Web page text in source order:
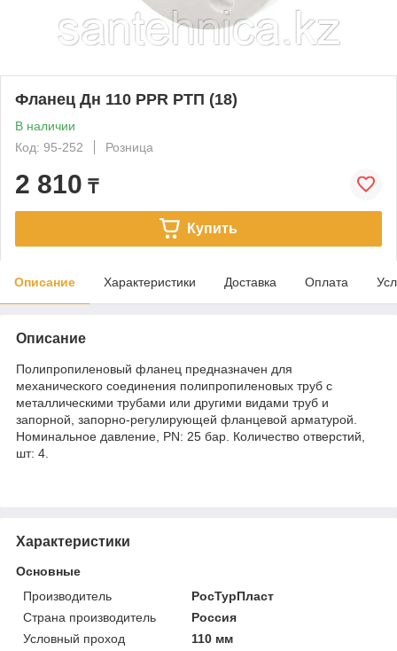
Фланец Дн 110 PPR РТП (18)
В наличии
Код: 95-252
Розница
2 810 ₸
Купить
Описание Характеристики Доставка Оплата
Описание
Полипропиленовый фланец предназначен для
механического соединения полипропиленовых труб с
металлическими трубами или другими видами труб и
запорной, запорно-регулирующей фланцевой арматурой.
Номинальное давление, PN: 25 бар. Количество отверстий,
шт: 4.
Характеристики
Основные
Производитель
РосТурПласт
Страна производитель
Россия
Условный проход
110 мм